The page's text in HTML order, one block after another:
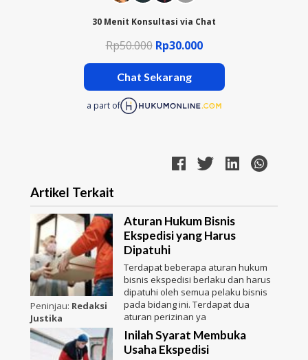
30 Menit Konsultasi via Chat
Rp50.000 Rp30.000
Chat Sekarang
a part of
Artikel Terkait
Peninjau: Redaksi
Justika
Aturan Hukum Bisnis
Ekspedisi yang Harus
Dipatuhi
Terdapat beberapa aturan hukum
bisnis ekspedisi berlaku dan harus
dipatuhi oleh semua pelaku bisnis
pada bidang ini. Terdapat dua
aturan perizinan ya
Inilah Syarat Membuka
Usaha Ekspedisi